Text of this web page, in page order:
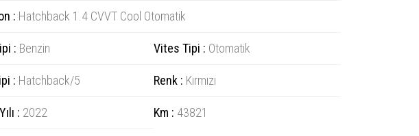
: Hatchback 1.4 CVVT Cool Otomatik
: Benzin Vites Tipi : Otomatik
: Hatchback/5 Renk : Kırmızı
: 2022 Km : 43821